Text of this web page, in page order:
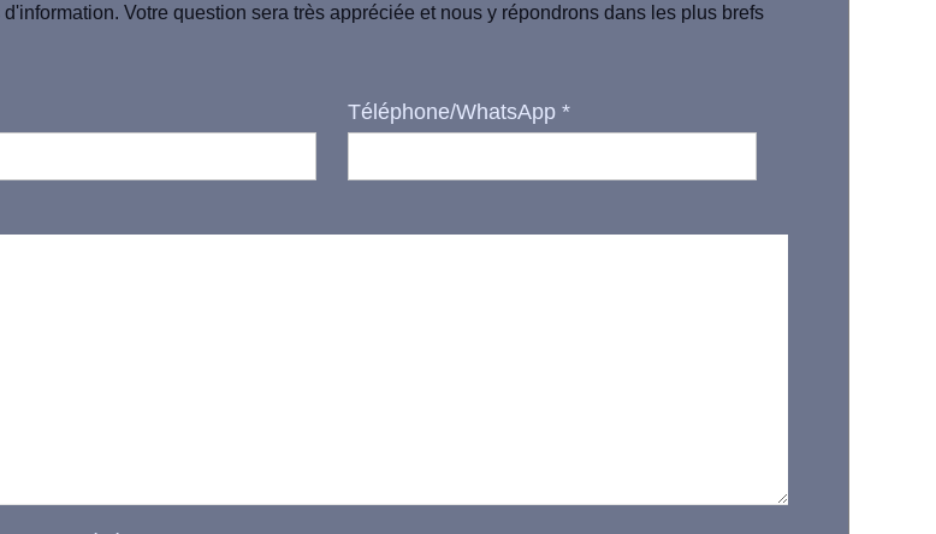
Votre question sera très appréciée et nous y répondrons dans les plus brefs
Téléphone/WhatsApp *